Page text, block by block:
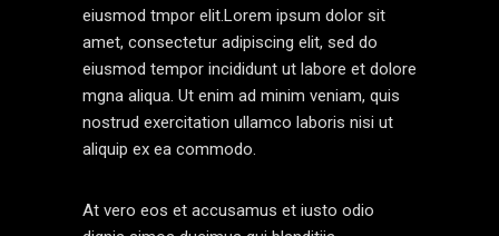
eiusmod tmpor elit.Lorem ipsum dolor sit
amet, consectetur adipiscing elit, sed do
eiusmod tempor incididunt ut labore et dolore
mgna aliqua. Ut enim ad minim veniam, quis
nostrud exercitation ullamco laboris nisi ut
aliquip ex ea commodo.
At vero eos et accusamus et iusto odio